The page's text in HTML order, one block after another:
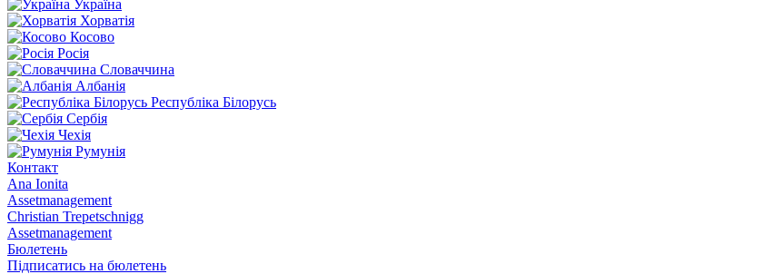
Україна
Хорватія
Косово
Росія
Словаччина
Албанія
Республіка Білорусь
Сербія
Чехія
Румунія
Контакт
Ana Ionita
Assetmanagement
Christian Trepetschnigg
Assetmanagement
Бюлетень
Підписатись на бюлетень